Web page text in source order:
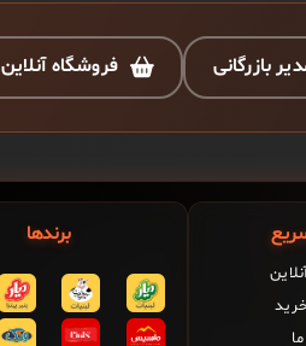
بازرگانی فروشگاه آنلاین
برندها